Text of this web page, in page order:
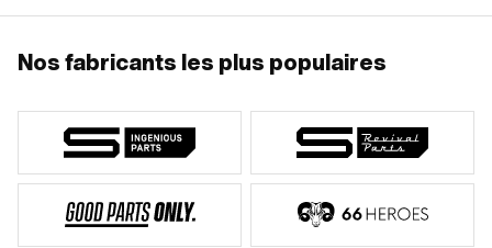
Nos fabricants les plus populaires